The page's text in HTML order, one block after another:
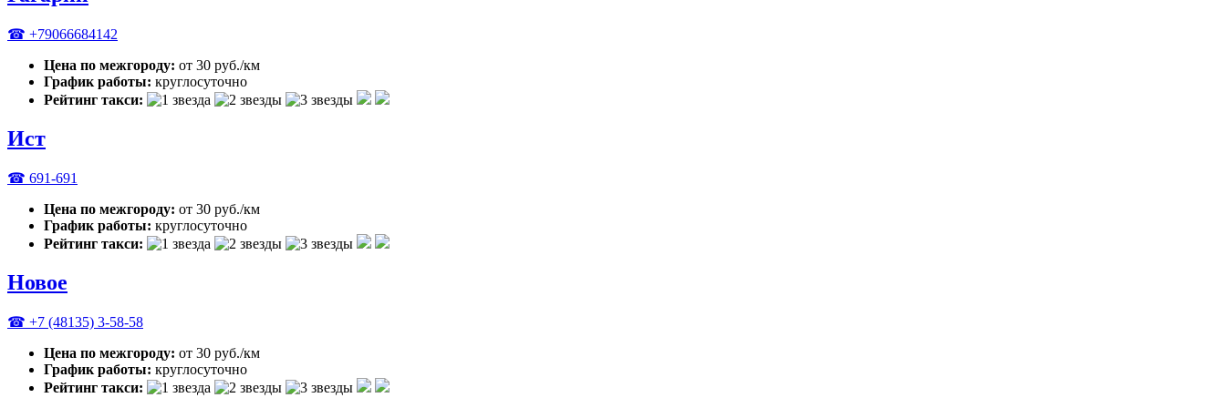
☎ +79066684142
Цена по межгороду: от 30 руб./км
График работы: круглосуточно
Рейтинг такси:
Ист
☎ 691-691
Цена по межгороду: от 30 руб./км
График работы: круглосуточно
Рейтинг такси:
Новое
☎ +7 (48135) 3-58-58
Цена по межгороду: от 30 руб./км
График работы: круглосуточно
Рейтинг такси: